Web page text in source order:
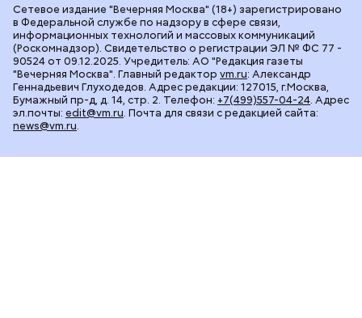
Сетевое издание "Вечерняя Москва" (18+) зарегистрировано
в Федеральной службе по надзору в сфере связи,
информационных технологий и массовых коммуникаций
(Роскомнадзор). Свидетельство о регистрации ЭЛ № ФС 77 -
90524 от 09.12.2025. Учредитель: АО "Редакция газеты
"Вечерняя Москва". Главный редактор vm.ru: Александр
Геннадьевич Глуходедов. Адрес редакции: 127015, г.Москва,
Бумажный пр-д, д. 14, стр. 2. Телефон: +7(499)557-04-24. Адрес
эл.почты: edit@vm.ru. Почта для связи с редакцией сайта:
news@vm.ru.